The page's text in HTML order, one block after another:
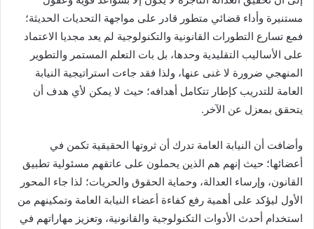
مستنيرة وأداء قضائي متطور قادر على مواجهة التحديات الحديثة؛
فمع تسارع التطورات القانونية والتكنولوجية لم يعد مجديا الاعتماد
على الأساليب التقليدية وحدها، بل بات التعلم المستمر والتطوير
المنهجي ضرورة لا غنى عنها، ولذا فقد جاءت استراتيجية النيابة
العامة للتدريب كإطار تتكامل أهدافه؛ حيث لا يمكن لأي هدف أن
يتحقق بمعزل عن الآخر.
وأضافت أن النيابة العامة تدرك أن ثروتها الحقيقية تكمن في
أعضائها؛ حيث إنهم هم الذين يحملون على عاتقهم مسئولية تطبيق
القانون، وإرساء العدالة، وحماية الحقوق والحريات؛ لذا جاء المحور
الأول ليؤكد على أهمية رفع كفاءة أعضاء النيابة العامة وتمكينهم من
استخدام أحدث الأدوات التكنولوجية والقانونية، وتعزيز مهاراتهم في